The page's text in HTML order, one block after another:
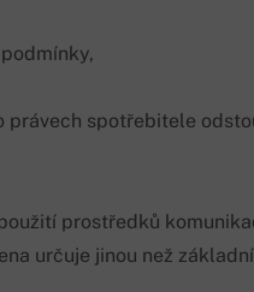
právech spotřebitele
prostředků
určuje jinou než